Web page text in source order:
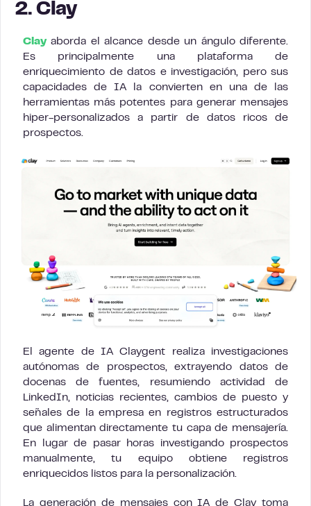
2. Clay
Clayaborda el alcance desde un ángulo diferente.
Es principalmente una plataforma de
enriquecimiento de datos e investigación, pero sus
capacidades de IA la convierten en una de las
herramientas más potentes para generar mensajes
hiper-personalizados a partir de datos ricos de
prospectos.
El agente de IA Claygent realiza investigaciones
autónomas de prospectos, extrayendo datos de
docenas de fuentes, resumiendo actividad de
LinkedIn, noticias recientes, cambios de puesto y
señales de la empresa en registros estructurados
que alimentan directamente tu capa de mensajería.
En lugar de pasar horas investigando prospectos
manualmente, tu equipo obtiene registros
enriquecidos listos para la personalización.
La generación de mensajes con IA de Clay toma